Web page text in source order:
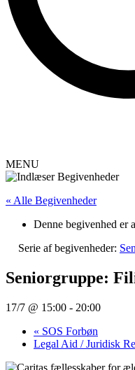
MENU
« Alle Begivenheder
Denne begivenhed er
Serie af begivenheder:
Seniorgruppe:
17/7 @ 15:00 - 20:00
« SOS Forbøn
Legal Aid / Juridisk